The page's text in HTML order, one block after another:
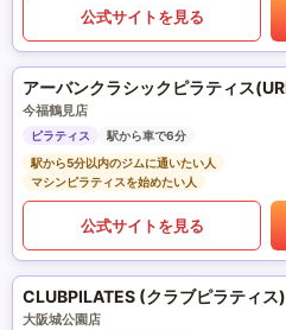
公式サイトを見る
今福鶴見店
ピラティス
駅から車で6分
駅から5分以内のジムに通いたい人
マシンピラティスを始めたい人
公式サイトを見る
CLUBPILATES (クラブピラティス)
大阪城公園店